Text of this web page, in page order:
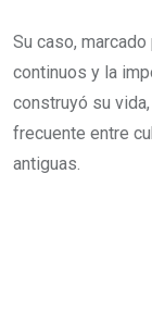
Su caso,
continuos y la
construyó su
frecuente entre
antiguas.